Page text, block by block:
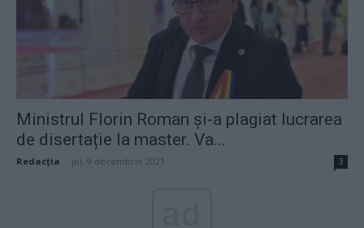
Ministrul Florin Roman și-a plagiat lucrarea
de disertație la master. Va...
Redacţia joi, 9 decembrie 2021 3